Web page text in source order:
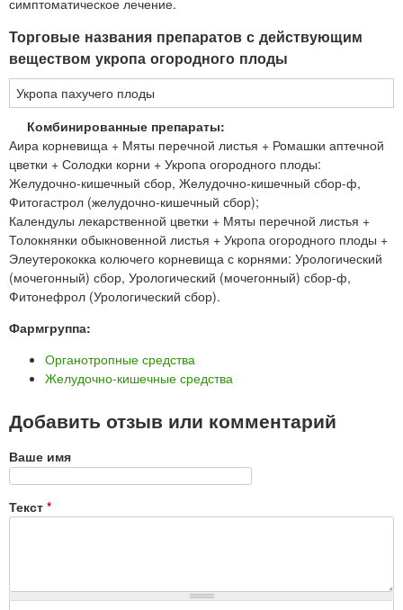
симптоматическое лечение.
Торговые названия препаратов с действующим
веществом укропа огородного плоды
Укропа пахучего плоды
Комбинированные препараты:
Аира корневища + Мяты перечной листья + Ромашки аптечной
цветки + Солодки корни + Укропа огородного плоды:
Желудочно-кишечный сбор, Желудочно-кишечный сбор-ф,
Фитогастрол (желудочно-кишечный сбор);
Календулы лекарственной цветки + Мяты перечной листья +
Толокнянки обыкновенной листья + Укропа огородного плоды +
Элеутерококка колючего корневища с корнями: Урологический
(мочегонный) сбор, Урологический (мочегонный) сбор-ф,
Фитонефрол (Урологический сбор).
Фармгруппа:
Органотропные средства
Желудочно-кишечные средства
Добавить отзыв или комментарий
Ваше имя
Текст *